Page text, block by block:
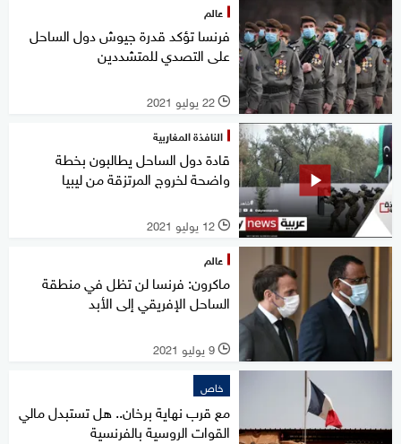
عالم
فرنسا تؤكد قدرة جيوش دول الساحل
على التصدي للمتشددين
l 22 يوليو 2021
النافذة المغاربية
قادة دول الساحل يطالبون بخطة
واضحة لخروج المرتزقة من ليبيا
l 12 يوليو 2021
عالم
ماكرون: فرنسا لن تظل في منطقة
الساحل الإفريقي إلى الأبد
l 9 يوليو 2021
خاص
مع قرب نهاية برخان.. هل تستبدل مالي
القوات الروسية بالفرنسية